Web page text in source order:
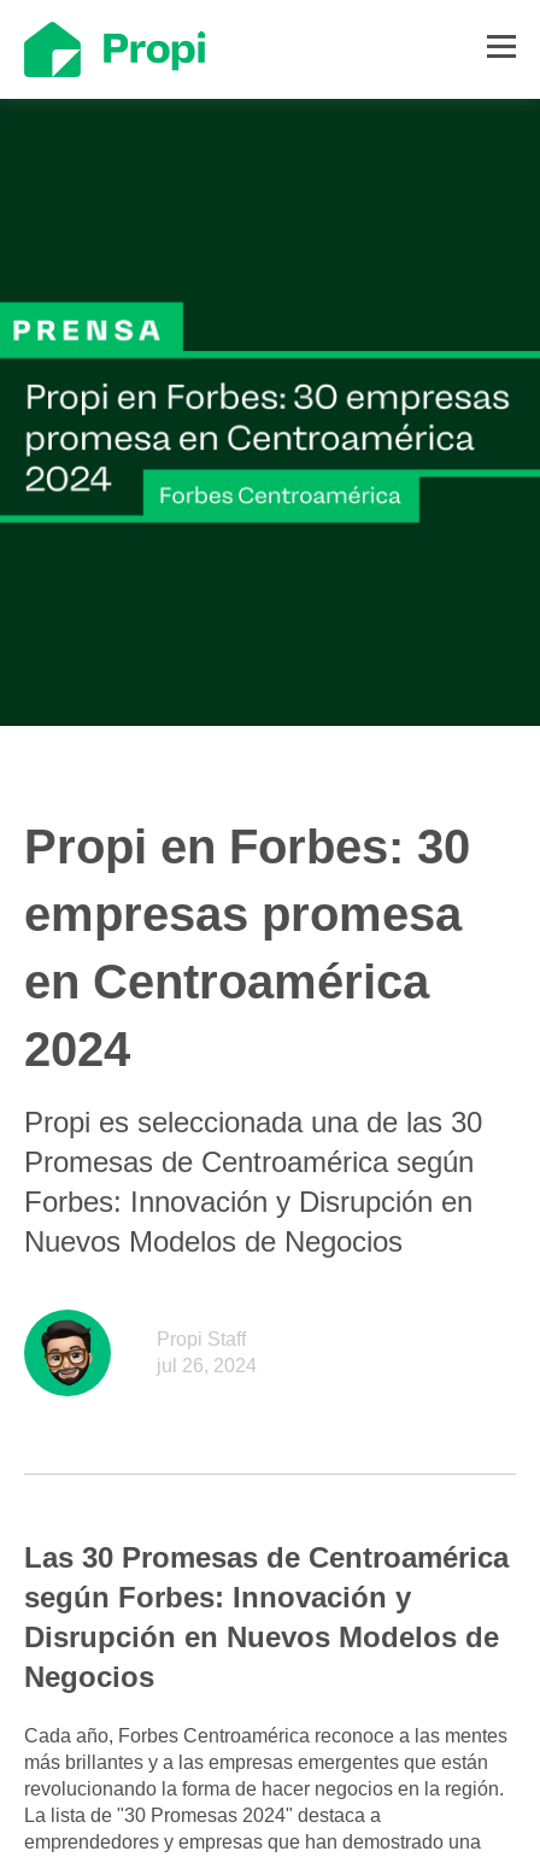
Propi en Forbes: 30
empresas promesa
en Centroamérica
2024
Propi es seleccionada una de las 30
Promesas de Centroamérica según
Forbes: Innovación y Disrupción en
Nuevos Modelos de Negocios
Propi Staff
jul 26, 2024
Las 30 Promesas de Centroamérica
según Forbes: Innovación y
Disrupción en Nuevos Modelos de
Negocios
Cada año, Forbes Centroamérica reconoce a las mentes
más brillantes y a las empresas emergentes que están
revolucionando la forma de hacer negocios en la región.
La lista de "30 Promesas 2024" destaca a
emprendedores y empresas que han demostrado una